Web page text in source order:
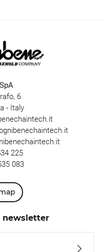
6
- Italy
225
083
newsletter